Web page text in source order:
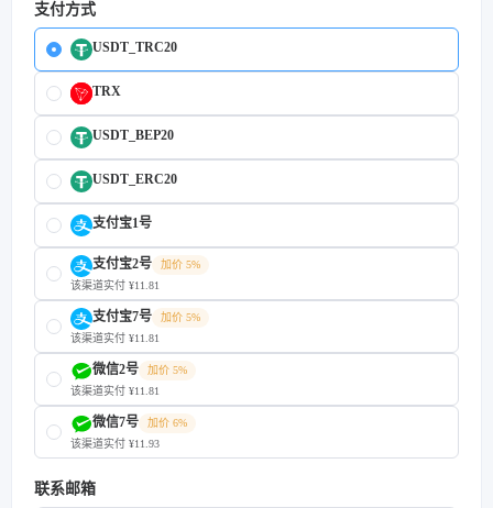
支付方式
USDT_TRC20
TRX
USDT_BEP20
USDT_ERC20
支付宝1号
支付宝2号
加价 5%
该渠道实付 ¥11.81
支付宝7号
加价 5%
该渠道实付 ¥11.81
微信2号
加价 5%
该渠道实付 ¥11.81
微信7号
加价 6%
该渠道实付 ¥11.93
联系邮箱